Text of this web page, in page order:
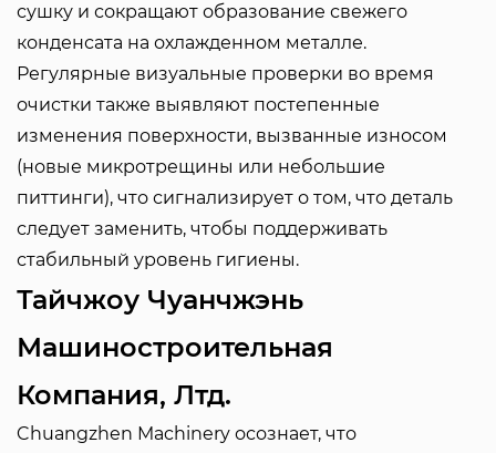
сушку и сокращают образование свежего
конденсата на охлажденном металле.
Регулярные визуальные проверки во время
очистки также выявляют постепенные
изменения поверхности, вызванные износом
(новые микротрещины или небольшие
питтинги), что сигнализирует о том, что деталь
следует заменить, чтобы поддерживать
стабильный уровень гигиены.
Тайчжоу Чуанчжэнь
Машиностроительная
Компания, Лтд.
Chuangzhen Machinery осознает, что